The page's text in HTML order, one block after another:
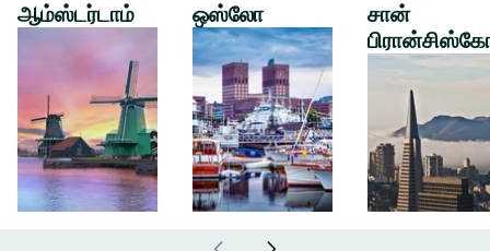
ஆம்ஸ்டர்டாம் ஒஸ்லோ
சான்